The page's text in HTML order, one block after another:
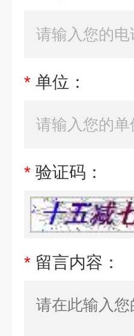
* 单位：
* 验证码：
* 留言内容：